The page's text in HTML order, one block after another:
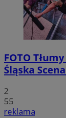
FOTO
Śląska
2
55
reklama